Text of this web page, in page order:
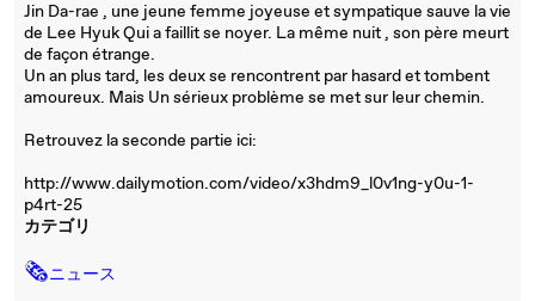
Jin Da-rae , une jeune femme joyeuse et sympatique sauve la vie
de Lee Hyuk Qui a faillit se noyer. La même nuit , son père meurt
de façon étrange.
Un an plus tard, les deux se rencontrent par hasard et tombent
amoureux. Mais Un sérieux problème se met sur leur chemin.
Retrouvez la seconde partie ici:
http://www.dailymotion.com/video/x3hdm9_l0v1ng-y0u-1-
p4rt-25
カテゴリ
🗞ニュース